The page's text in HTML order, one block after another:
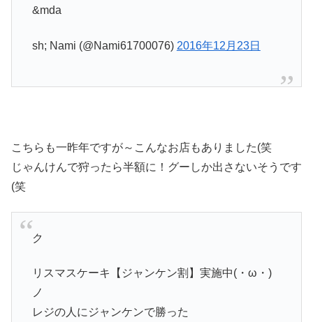
&mda
sh; Nami (@Nami61700076) 2016年12月23日
こちらも一昨年ですが～こんなお店もありました(笑
じゃんけんで狩ったら半額に！グーしか出さないそうです
(笑
ク
リスマスケーキ【ジャンケン割】実施中(・ω・)
ノ
レジの人にジャンケンで勝った